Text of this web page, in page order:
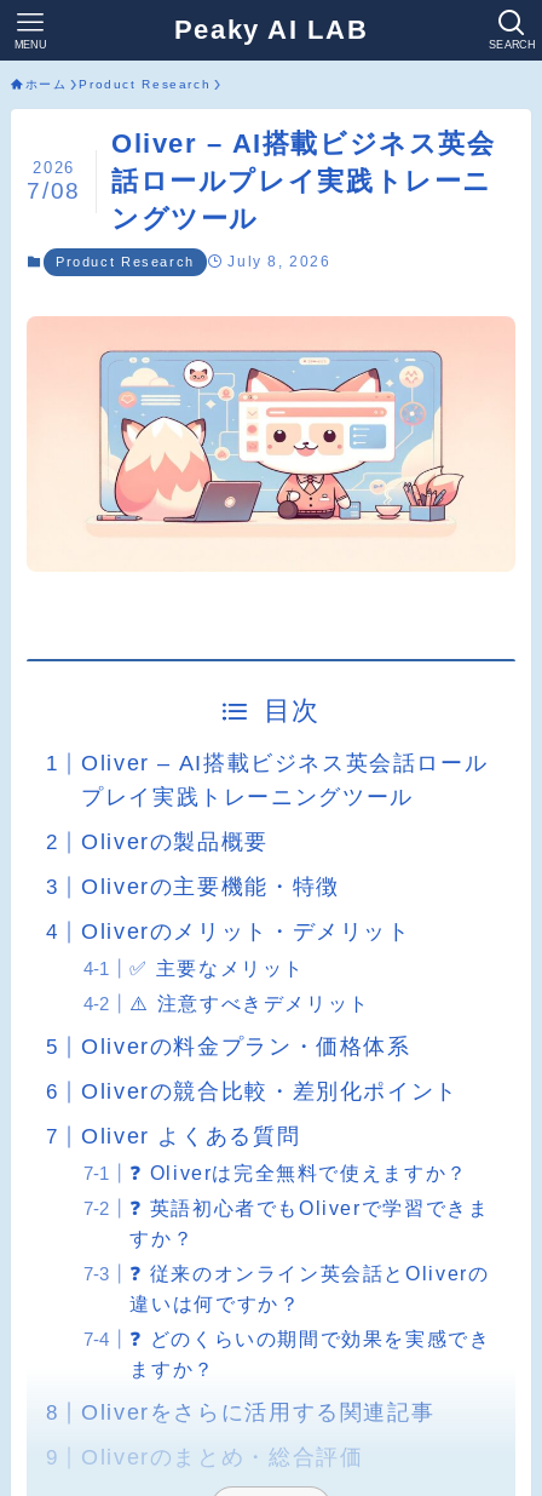
Peaky AI LAB SEARCH
MENU
ホーム Product Research
Oliver – AI搭載ビジネス英会
話ロールプレイ実践トレーニ
ングツール
2026
7/08
Product Research July 8, 2026
目次
Oliver – AI搭載ビジネス英会話ロール
プレイ実践トレーニングツール
Oliverの製品概要
Oliverの主要機能・特徴
Oliverのメリット・デメリット
✅ 主要なメリット
⚠️ 注意すべきデメリット
Oliverの料金プラン・価格体系
Oliverの競合比較・差別化ポイント
Oliver よくある質問
❓ Oliverは完全無料で使えますか？
❓ 英語初心者でもOliverで学習できま
すか？
❓ 従来のオンライン英会話とOliverの
違いは何ですか？
❓ どのくらいの期間で効果を実感でき
ますか？
Oliverをさらに活用する関連記事
Oliverのまとめ・総合評価